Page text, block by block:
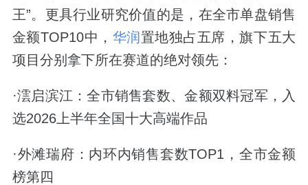
王”。更具行业研究价值的是，在全市单盘销售
金额TOP10中， 华润置地独占五席，旗下五大
项目分别拿下所在赛道的绝对领先：
·澐启滨江：全市销售套数、金额双料冠军，入
选2026上半年全国十大高端作品
·外滩瑞府：内环内销售套数TOP1，全市金额
榜第四